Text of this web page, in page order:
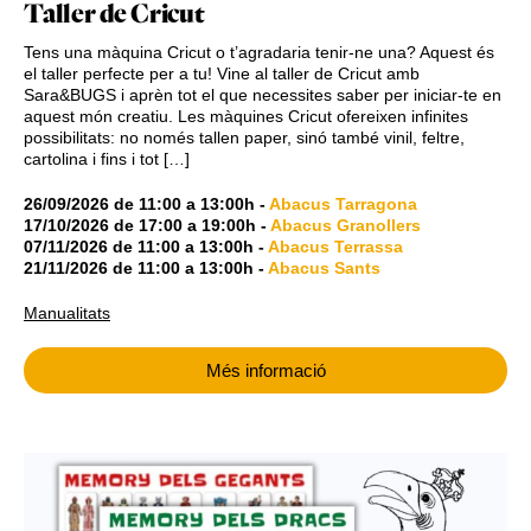
Taller de Cricut
Tens una màquina Cricut o t’agradaria tenir-ne una? Aquest és
el taller perfecte per a tu! Vine al taller de Cricut amb
Sara&BUGS i aprèn tot el que necessites saber per iniciar-te en
aquest món creatiu. Les màquines Cricut ofereixen infinites
possibilitats: no només tallen paper, sinó també vinil, feltre,
cartolina i fins i tot […]
26/09/2026 de 11:00 a 13:00h -Abacus Tarragona
17/10/2026 de 17:00 a 19:00h -Abacus Granollers
07/11/2026 de 11:00 a 13:00h -Abacus Terrassa
21/11/2026 de 11:00 a 13:00h -Abacus Sants
Manualitats
Més informació